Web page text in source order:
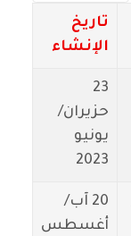
تاريخ
الإنشاء
23
حزيران/
يونيو
2023
20 آب/
أغسطس